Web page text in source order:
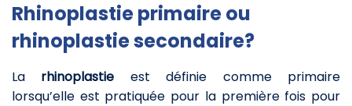
Rhinoplastie primaire ou
rhinoplastie secondaire?
La rhinoplastie est définie comme primaire
lorsqu’elle est pratiquée pour la première fois pour